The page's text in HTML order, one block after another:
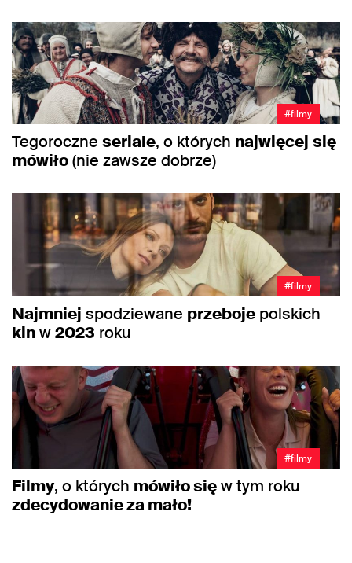
#filmy
Tegoroczne seriale, o których najwięcej się
mówiło(nie zawsze dobrze)
#filmy
Najmniej spodziewane przeboje polskich
kinw2023 roku
#filmy
Filmy, o których mówiło sięw tym roku
zdecydowanie za mało!